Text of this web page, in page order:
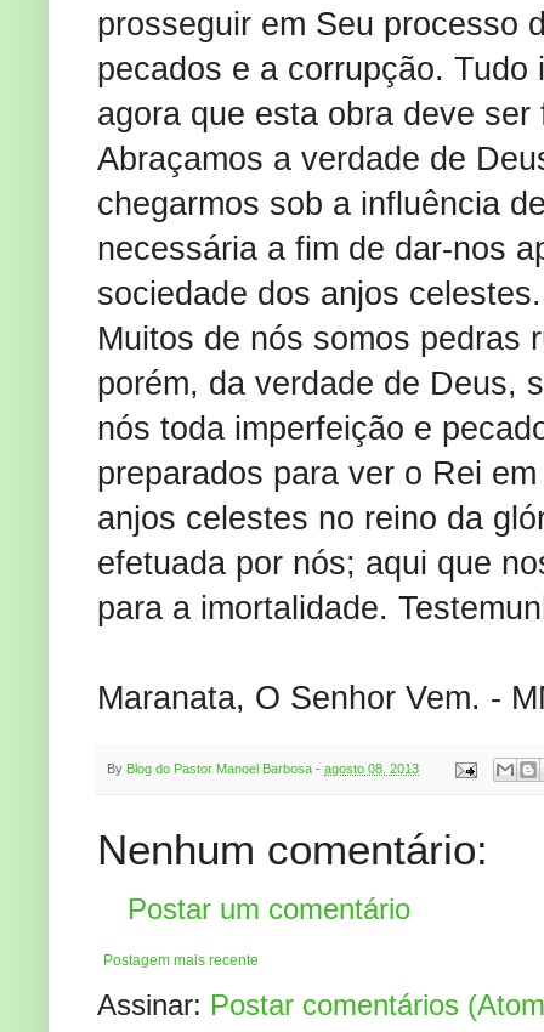
prosseguir em Seu processo
pecados e a corrupção.
agora que esta obra deve ser
Abraçamos a verdade de
chegarmos sob a influência
necessária a fim de dar-nos
sociedade dos anjos
Muitos de nós somos pedras
porém, da verdade de Deus,
nós toda imperfeição e
preparados para ver o Rei
anjos celestes no reino da
efetuada por nós; aqui que
para a imortalidade.
Maranata, O Senhor Vem. -
By Blog do Pastor Manoel Barbosa - agosto 08, 2013
Nenhum comentário:
Postar um comentário
Postagem mais recente
Assinar: Postar comentários